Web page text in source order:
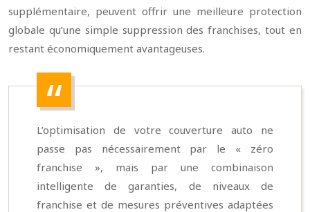
supplémentaire, peuvent offrir une meilleure protection
globale qu’une simple suppression des franchises, tout en
restant économiquement avantageuses.
L’optimisation de votre couverture auto ne
passe pas nécessairement par le « zéro
franchise », mais par une combinaison
intelligente de garanties, de niveaux de
franchise et de mesures préventives adaptées